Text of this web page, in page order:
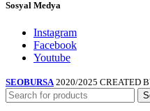
Sosyal Medya
Instagram
Facebook
Youtube
SEOBURSA 2020/2025 CREATED